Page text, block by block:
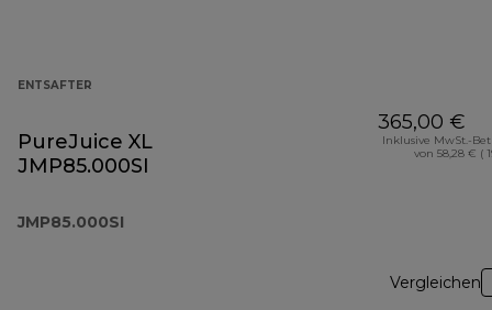
ENTSAFTER
PureJuice XL
JMP85.000SI
JMP85.000SI
365,00 €
Inklusive MwSt.-
von 58,28 € (
Vergleichen